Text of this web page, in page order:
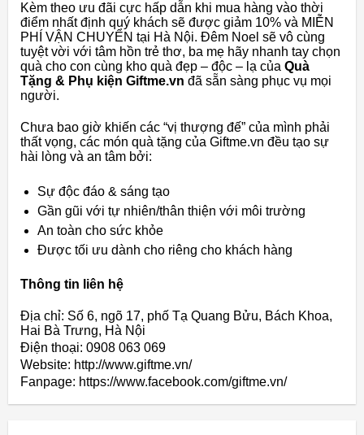
Kèm theo ưu đãi cực hấp dẫn khi mua hàng vào thời
điểm nhất định quý khách sẽ được giảm 10% và MIỄN
PHÍ VẬN CHUYỂN tại Hà Nội. Đêm Noel sẽ vô cùng
tuyệt vời với tâm hồn trẻ thơ, ba mẹ hãy nhanh tay chọn
quà cho con cùng kho quà đẹp – độc – lạ của Quà
Tặng & Phụ kiện Giftme.vn đã sẵn sàng phục vụ mọi
người.
Chưa bao giờ khiến các “vị thượng đế” của mình phải
thất vọng, các món quà tặng của Giftme.vn đều tạo sự
hài lòng và an tâm bởi:
Sự độc đáo & sáng tạo
Gần gũi với tự nhiên/thân thiện với môi trường
An toàn cho sức khỏe
Được tối ưu dành cho riêng cho khách hàng
Thông tin liên hệ
Địa chỉ: Số 6, ngõ 17, phố Tạ Quang Bửu, Bách Khoa,
Hai Bà Trưng, Hà Nội
Điện thoại: 0908 063 069
Website: http://www.giftme.vn/
Fanpage: https://www.facebook.com/giftme.vn/